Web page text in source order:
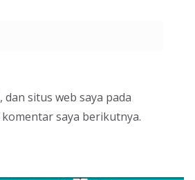
dan situs web saya pada
saya berikutnya.